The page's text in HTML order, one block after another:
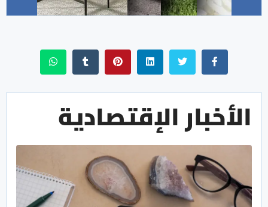
الأخبار الإقتصادية